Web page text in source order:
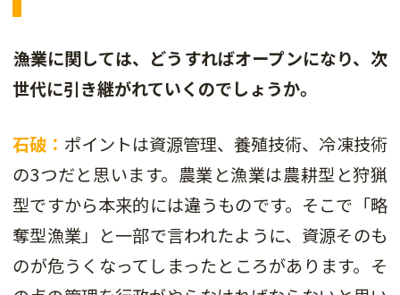
――漁業に関しては、どうすればオープンになり、次
世代に引き継がれていくのでしょうか。
石破： ポイントは資源管理、養殖技術、冷凍技術
の3つだと思います。農業と漁業は農耕型と狩猟
型ですから本来的には違うものです。そこで「略
奪型漁業」と一部で言われたように、資源そのも
のが危うくなってしまったところがあります。そ